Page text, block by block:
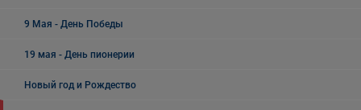
9 Мая - День Победы
19 мая - День пионерии
Новый год и Рождество